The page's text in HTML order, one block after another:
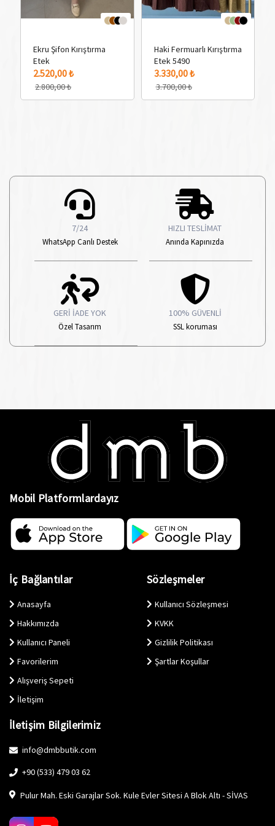
4 Adet Renk Seçeneği
Ekru Şifon Kırıştırma
Etek
2.520,00 ₺
2.800,00 ₺
4 Adet Renk Seçeneği
Haki Fermuarlı Kırıştırma
Etek 5490
3.330,00 ₺
3.700,00 ₺
7/24
WhatsApp Canlı Destek
HIZLI TESLİMAT
Anında Kapınızda
GERİ İADE YOK
Özel Tasarım
100% GÜVENLİ
SSL koruması
Mobil Platformlardayız
İç Bağlantılar
Anasayfa
Hakkımızda
Kullanıcı Paneli
Favorilerim
Alışveriş Sepeti
İletişim
Sözleşmeler
Kullanıcı Sözleşmesi
KVKK
Gizlilik Politikası
Şartlar Koşullar
İletişim Bilgilerimiz
info@dmbbutik.com
+90 (533) 479 03 62
Pulur Mah. Eski Garajlar Sok. Kule Evler Sitesi A Blok Altı - SİVAS